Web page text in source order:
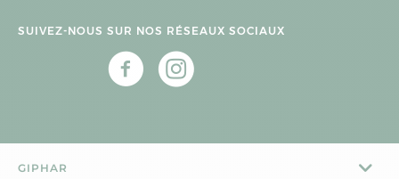
SUIVEZ-NOUS SUR NOS RÉSEAUX SOCIAUX
GIPHAR